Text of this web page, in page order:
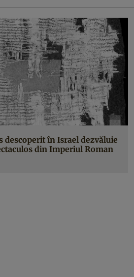
descoperit în Israel dezvăluie
din Imperiul Roman